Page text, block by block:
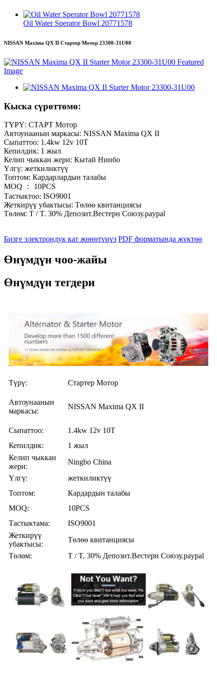
Oil Water Sperator Bowl 20771578
NISSAN Maxima QX II Стартер Мотор 23300-31U00
Кыска сүрөттөмө:
ТҮРҮ: СТАРТ Мотор
Автоунаанын маркасы: NISSAN Maxima QX II
Сыпаттоо: 1.4kw 12v 10T
Кепилдик: 1 жыл
Келип чыккан жери: Кытай Нинбо
Үлгү: жеткиликтүү
Топтом: Кардарлардын талабы
MOQ ： 10PCS
Тастыктоо: ISO9001
Жеткирүү убактысы: Төлөө квитанциясы
Төлөм: T / T. 30% Депозит.Вестерн Союзу.paypal
Бизге электрондук кат жөнөтүңүз PDF форматында жүктөө
Өнүмдүн чоо-жайы
Өнүмдүн тегдери
Түрү: Стартер Мотор
Автоунаанын
маркасы:
NISSAN Maxima QX II
Сыпаттоо:
1.4kw 12v 10T
Кепилдик:
1 жыл
Келип чыккан
жери:
Ningbo China
Үлгү:
жеткиликтүү
Топтом:
Кардардын талабы
MOQ:
10PCS
Тастыктама:
ISO9001
Жеткирүү
убактысы:
Төлөө квитанциясы
Төлөм: T / T. 30% Депозит.Вестерн Союзу.paypal